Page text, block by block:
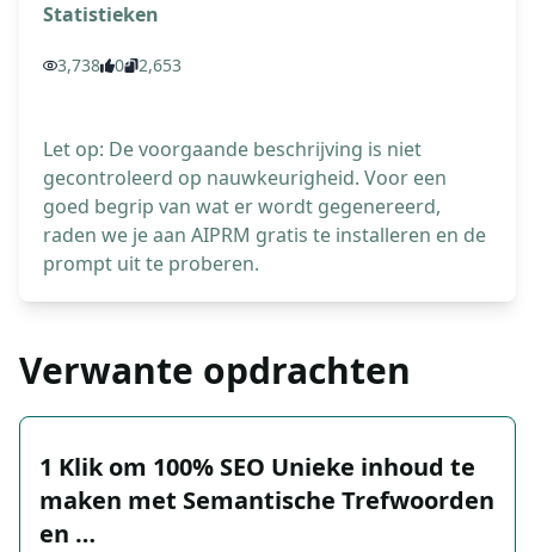
Statistieken
3,738 0 2,653
Let op: De voorgaande beschrijving is niet
gecontroleerd op nauwkeurigheid. Voor een
goed begrip van wat er wordt gegenereerd,
raden we je aan AIPRM gratis te installeren en de
prompt uit te proberen.
Verwante opdrachten
1 Klik om 100% SEO Unieke inhoud te
maken met Semantische Trefwoorden
en …